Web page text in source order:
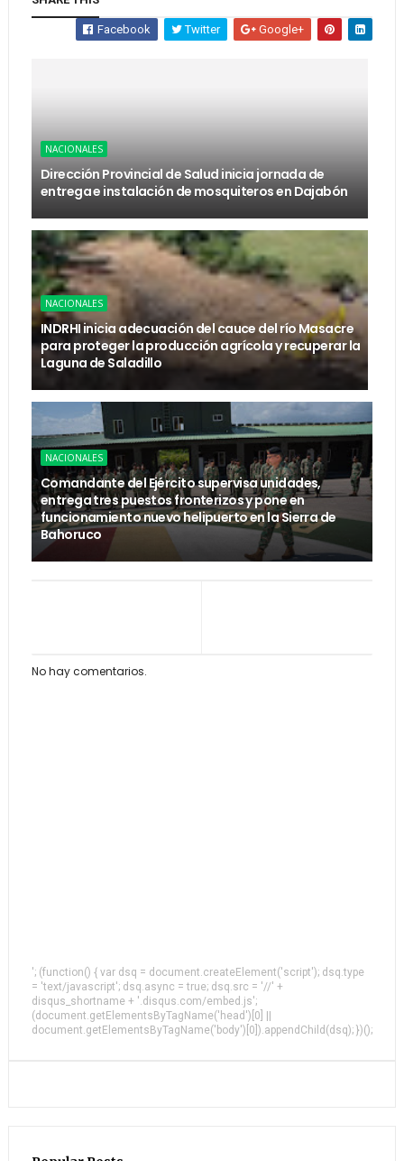
Facebook Twitter Google+
NACIONALES
Dirección Provincial de Salud inicia jornada de
entrega e instalación de mosquiteros en Dajabón
NACIONALES
INDRHI inicia adecuación del cauce del río Masacre
para proteger la producción agrícola y recuperar la
Laguna de Saladillo
NACIONALES
Comandante del Ejército supervisa unidades,
entrega tres puestos fronterizos y pone en
funcionamiento nuevo helipuerto en la Sierra de
Bahoruco
No hay comentarios.
'; (function() { var dsq = document.createElement('script'); dsq.type
= 'text/javascript'; dsq.async = true; dsq.src = '//' +
disqus_shortname + '.disqus.com/embed.js';
(document.getElementsByTagName('head')[0] ||
document.getElementsByTagName('body')[0]).appendChild(dsq); })();